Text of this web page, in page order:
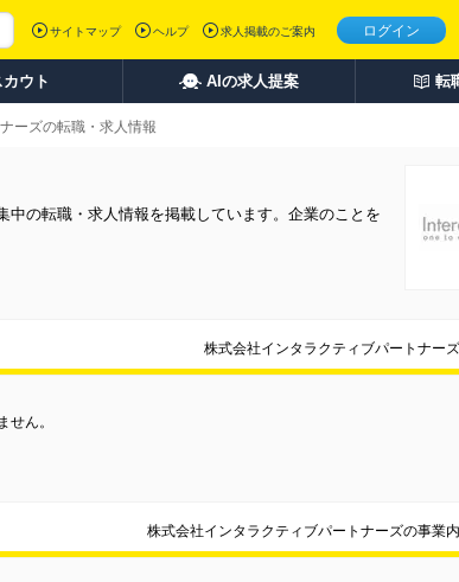
ログイン
サイトマップ ヘルプ 求人掲載のご案内
カウト AIの求人提案 転
ーズの転職・求人情報
の転職・求人情報を掲載しています。企業のことを
株式会社インタラクティブパートナー
せん。
株式会社インタラクティブパートナーズの事業